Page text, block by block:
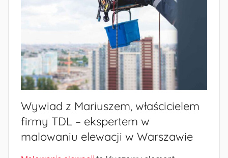
Wywiad z Mariuszem, właścicielem
firmy TDL – ekspertem w
malowaniu elewacji w Warszawie